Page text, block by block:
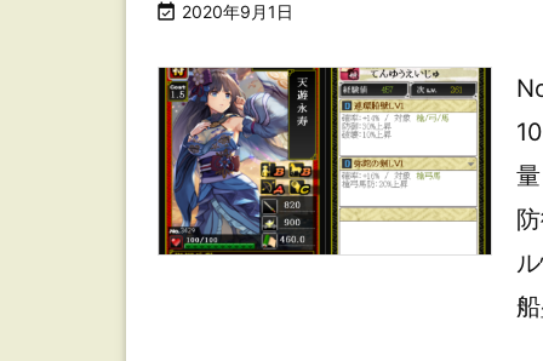
 2020年9月1日